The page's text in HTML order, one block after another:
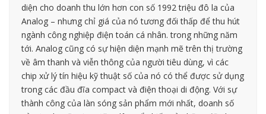
diện cho doanh thu lớn hơn con số 1992 triệu đô la của
Analog – nhưng chỉ giá của nó tương đối thấp để thu hút
ngành công nghiệp điện toán cá nhân. trong những năm
tới. Analog cũng có sự hiện diện mạnh mẽ trên thị trường
về âm thanh và viễn thông của người tiêu dùng, vì các
chip xử lý tín hiệu kỹ thuật số của nó có thể được sử dụng
trong các đầu đĩa compact và điện thoại di động. Với sự
thành công của làn sóng sản phẩm mới nhất, doanh số